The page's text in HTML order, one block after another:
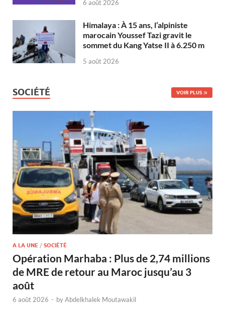
6 août 2026
Himalaya : À 15 ans, l’alpiniste
marocain Youssef Tazi gravit le
sommet du Kang Yatse II à 6.250 m
5 août 2026
SOCIÉTÉ VOIR PLUS
A LA UNE / SOCIÉTÉ
Opération Marhaba : Plus de 2,74 millions
de MRE de retour au Maroc jusqu’au 3
août
6 août 2026 - byAbdelkhalek Moutawakil